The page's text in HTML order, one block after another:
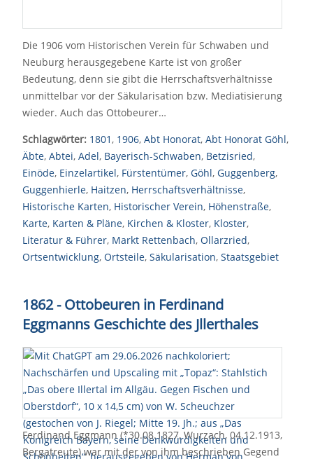
Die 1906 vom Historischen Verein für Schwaben und
Neuburg herausgegebene Karte ist von großer
Bedeutung, denn sie gibt die Herrschaftsverhältnisse
unmittelbar vor der Säkularisation bzw. Mediatisierung
wieder. Auch das Ottobeurer…
Schlagwörter: 1801, 1906, Abt Honorat, Abt Honorat Göhl,
Äbte, Abtei, Adel, Bayerisch-Schwaben, Betzisried,
Einöde, Einzelartikel, Fürstentümer, Göhl, Guggenberg,
Guggenhierle, Haitzen, Herrschaftsverhältnisse,
Historische Karten, Historischer Verein, Höhenstraße,
Karte, Karten & Pläne, Kirchen & Kloster, Kloster,
Literatur & Führer, Markt Rettenbach, Ollarzried,
Ortsentwicklung, Ortsteile, Säkularisation, Staatsgebiet
1862 - Ottobeuren in Ferdinand
Eggmanns Geschichte des Jllerthales
Ferdinand Eggmann (*30.08.1827, Wurzach, 04.12.1913,
Bergatreute) war mit der von ihm beschrieben Gegend